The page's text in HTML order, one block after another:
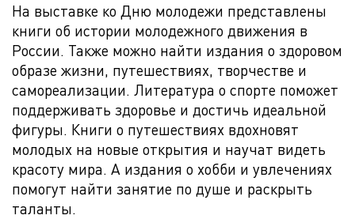
На выставке ко Дню молодежи представлены
книги об истории молодежного движения в
России. Также можно найти издания о здоровом
образе жизни, путешествиях, творчестве и
самореализации. Литература о спорте поможет
поддерживать здоровье и достичь идеальной
фигуры. Книги о путешествиях вдохновят
молодых на новые открытия и научат видеть
красоту мира. А издания о хобби и увлечениях
помогут найти занятие по душе и раскрыть
таланты.